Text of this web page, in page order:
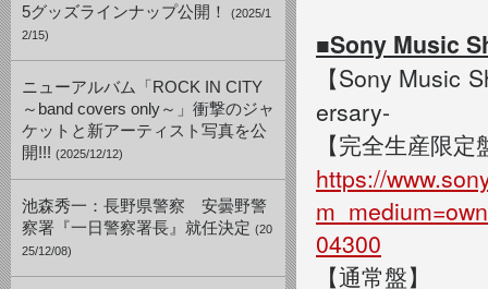
5グッズラインナップ公開！
(2025/1
2/15)
ニューアルバム「ROCK IN CITY
～band covers only～」衝撃のジャ
ケットと新アーティスト写真を公
開!!! (2025/12/12)
池森秀一：長野県警察 安曇野警
察署『一日警察署長』就任決定 (20
25/12/08)
■Sony Music
【Sony Music
ersary-
【完全生産限定
https://
04300
【通常盤】